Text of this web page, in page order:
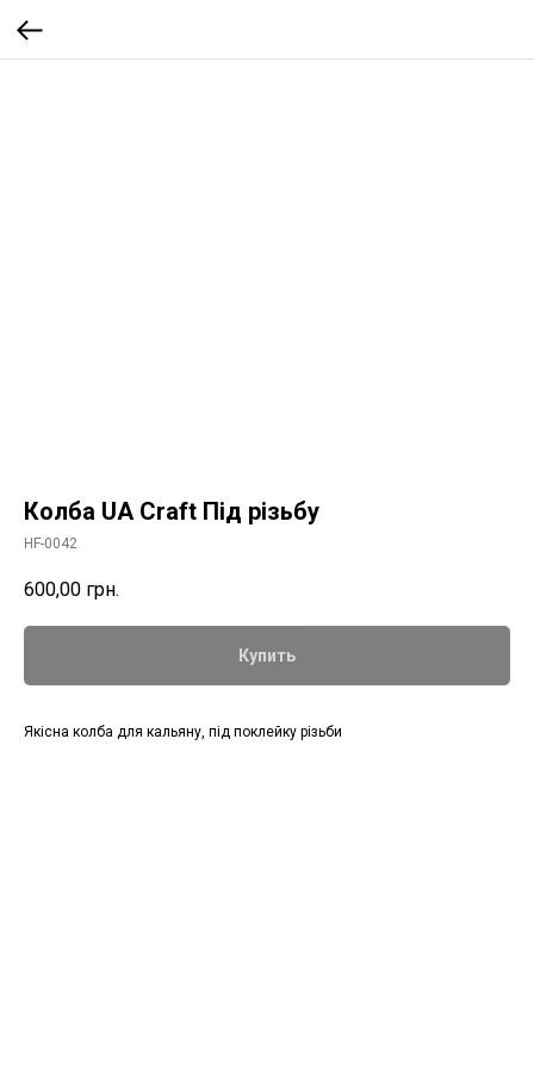
Колба UA Craft Під різьбу
HF-0042
600,00 грн.
Купить
Якісна колба для кальяну, під поклейку різьби